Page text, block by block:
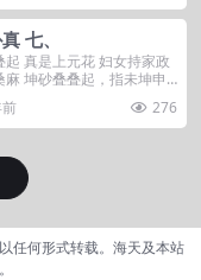
七、
起 真是上元花 妇女持家政
麻 坤砂叠叠起，指未坤申
体...
276
任何形式转载。海天及本站